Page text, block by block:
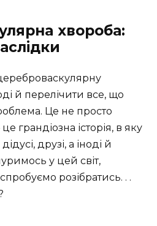
хвороба:
й перелічити все, що
Це не просто
грандіозна історія, в яку
друзі, а іноді й
у цей світ,
розібратись. . .